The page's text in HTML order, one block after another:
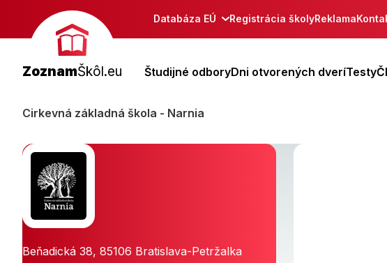
Databáza EÚ Registrácia školyReklama
ZoznamŠkôl.eu Študijné odboryDni otvorených dveríTesty
Cirkevná základná škola - Narnia
Beňadická 38, 85106 Bratislava-Petržalka